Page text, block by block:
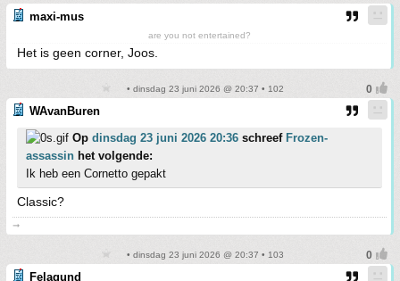
maxi-mus
are you not entertained?
Het is geen corner, Joos.
• dinsdag 23 juni 2026 @ 20:37 • 102
WAvanBuren
Op dinsdag 23 juni 2026 20:36 schreef Frozen-
assassin het volgende:
Ik heb een Cornetto gepakt
Classic?
➞
• dinsdag 23 juni 2026 @ 20:37 • 103
Felagund